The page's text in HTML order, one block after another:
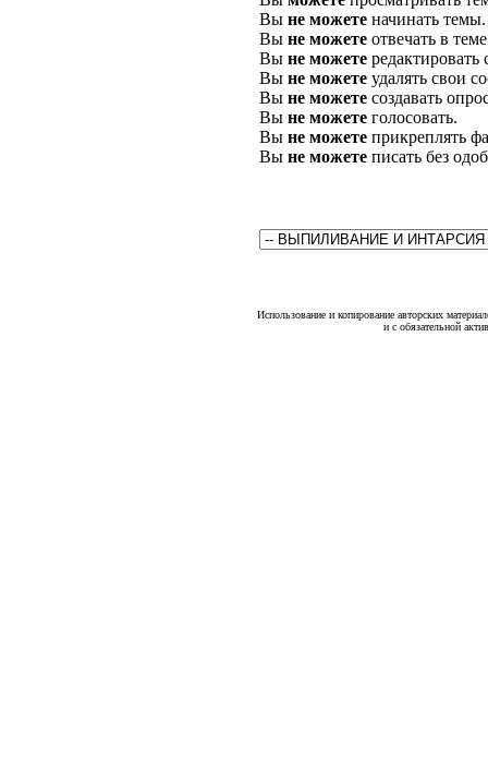
Вы не можете начинать темы.
Вы не можете отвечать в
Вы не можете
Вы не можете удалять свои
Вы не можете создавать
Вы не можете голосовать.
Вы не можете прикреплять
Вы не можете писать без
Использование и копирование авторских
и с обязательной